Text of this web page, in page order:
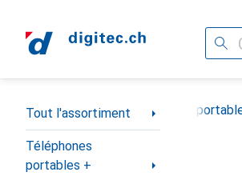
Navigation par catégorie
Tout l'assortiment
Téléphones
portables +
Tout l'assortiment Téléphones